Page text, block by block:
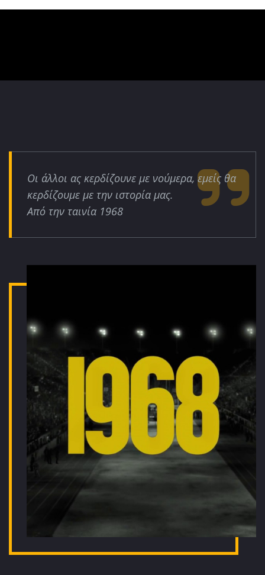
Οι άλλοι ας κερδίζουνε με νούμερα, εμείς θα
κερδίζουμε με την ιστορία μας.
Από την ταινία 1968